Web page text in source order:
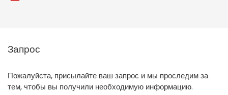
Запрос
Пожалуйста, присылайте ваш запрос и мы проследим за
тем, чтобы вы получили необходимую информацию.